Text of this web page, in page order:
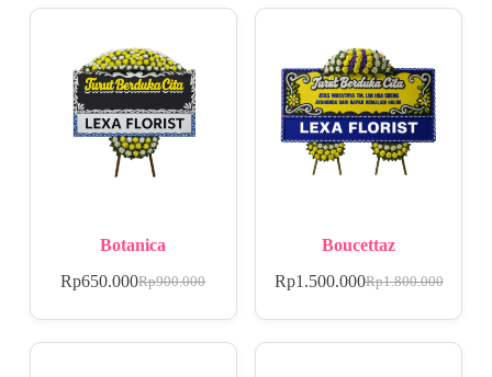
Botanica
Rp900.000
Rp650.000
Boucettaz
Rp1.800.000
Rp1.500.000